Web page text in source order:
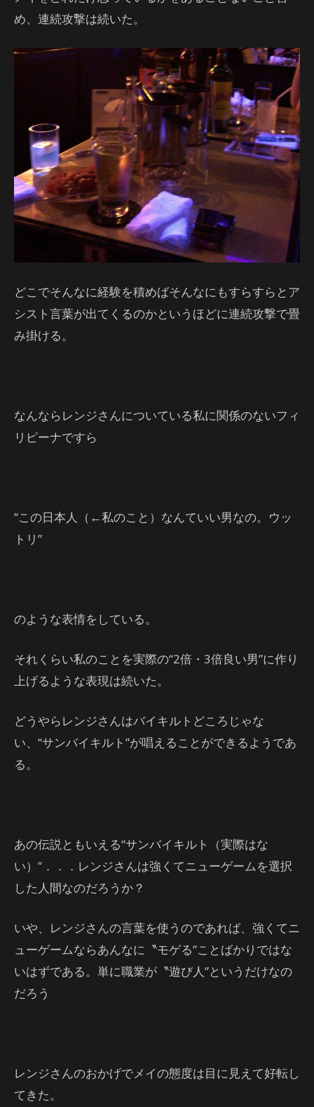
め、連続攻撃は続いた。
どこでそんなに経験を積めばそんなにもすらすらとア
シスト言葉が出てくるのかというほどに連続攻撃で畳
み掛ける。
なんならレンジさんについている私に関係のないフィ
リピーナですら
“この日本人（←私のこと）なんていい男なの。ウッ
トリ”
のような表情をしている。
それくらい私のことを実際の“2倍・3倍良い男”に作り
上げるような表現は続いた。
どうやらレンジさんはバイキルトどころじゃな
い、“サンバイキルト”が唱えることができるようであ
る。
あの伝説ともいえる“サンバイキルト（実際はな
い）”．．．レンジさんは強くてニューゲームを選択
した人間なのだろうか？
いや、レンジさんの言葉を使うのであれば、強くてニ
ューゲームならあんなに〝モゲる”ことばかりではな
いはずである。単に職業が〝遊び人”というだけなの
だろう
レンジさんのおかげでメイの態度は目に見えて好転し
てきた。